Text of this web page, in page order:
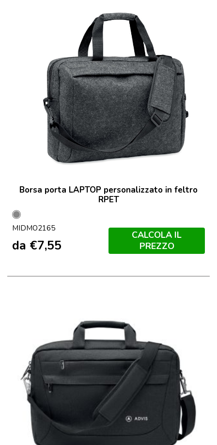
Borsa porta LAPTOP personalizzato in feltro
RPET
Grigio
Pietra
MIDMO2165
da €7,55
CALCOLA IL
PREZZO